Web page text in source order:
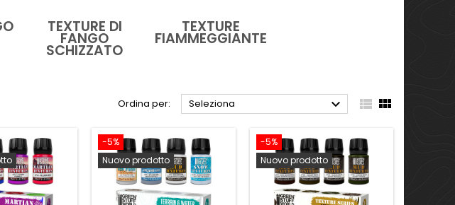
TEXTURE DI
FANGO
SCHIZZATO
TEXTURE
FIAMMEGGIANTE
Ordina per: Seleziona   
-5%
Nuovo prodotto
-5%
Nuovo prodotto